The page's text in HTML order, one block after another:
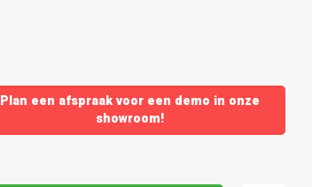
Plan een afspraak voor een demo in onze
showroom!